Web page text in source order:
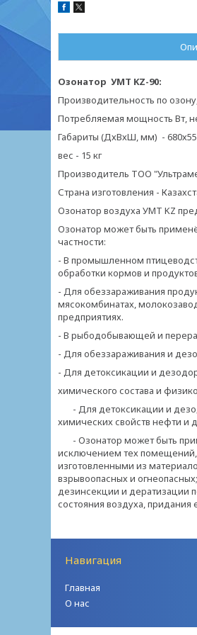
Озонатор УМТ KZ-90:
Производительность по
Потребляемая мощность Вт,
Габариты (ДхВхШ, мм) -
вес - 15 кг
Производитель ТОО
Страна изготовления -
Озонатор воздуха УМТ KZ
Озонатор может быть
частности:
- В промышленном
обработки кормов и
- Для обеззараживания
мясокомбинатах,
предприятиях.
- В рыбодобывающей и
- Для обеззараживания и
- Для детоксикации и
химического состава и
- Для детоксикации и
химических свойств нефти и
- Озонатор может быть
исключением тех
изготовленными из
взрывоопасных и
дезинсекции и дератизации
состояния воздуха, придания
Навигация
Главная
О нас